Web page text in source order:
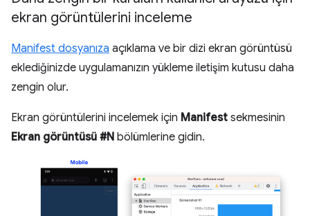
ekran görüntülerini inceleme
Manifest dosyanıza açıklama ve bir dizi ekran görüntüsü
eklediğinizde uygulamanızın yükleme iletişim kutusu daha
zengin olur.
Ekran görüntülerini incelemek için Manifest sekmesinin
Ekran görüntüsü #N bölümlerine gidin.